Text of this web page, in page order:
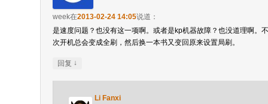
week在2013-02-24 14:05说道：
是速度问题？也没有这一项啊。或者是kp机器故障？也没道理啊。
次开机总会变成全刷，然后换一本书又变回原来设置局刷。
回复 ↓
Li Fanxi